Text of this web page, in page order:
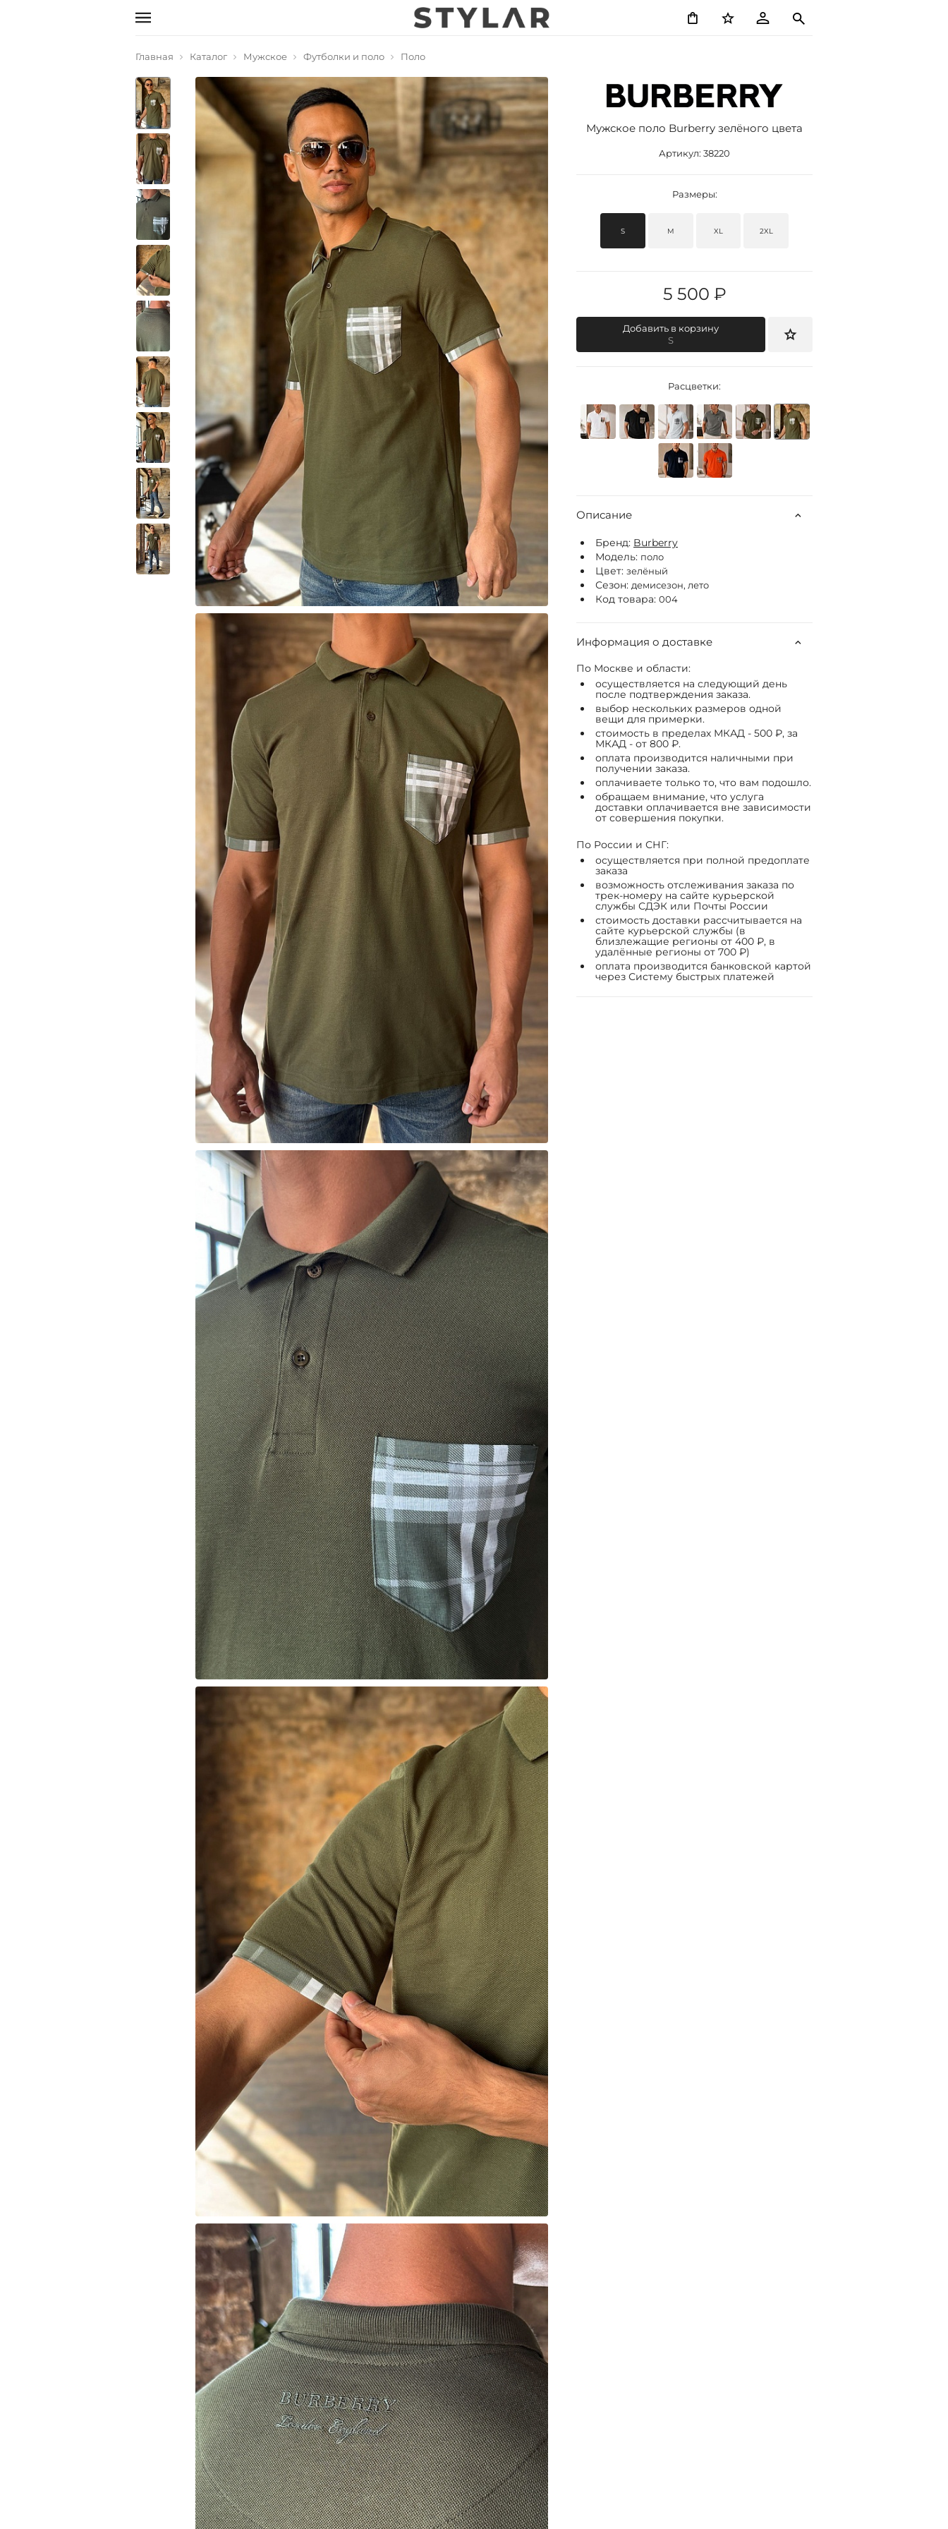
Главная Каталог Мужское Футболки и поло Поло
Мужское поло Burberry зелёного цвета
Артикул: 38220
Размеры:
S M XL 2XL
5 500 ₽
Добавить в корзину
S
Расцветки:
Описание
Бренд: Burberry
Модель: поло
Цвет: зелёный
Сезон: демисезон, лето
Код товара: 004
Информация о доставке
По Москве и области:
осуществляется на следующий день
после подтверждения заказа.
выбор нескольких размеров одной
вещи для примерки.
стоимость в пределах МКАД - 500 ₽, за
МКАД - от 800 ₽.
оплата производится наличными при
получении заказа.
оплачиваете только то, что вам подошло.
обращаем внимание, что услуга
доставки оплачивается вне зависимости
от совершения покупки.
По России и СНГ:
осуществляется при полной предоплате
заказа
возможность отслеживания заказа по
трек-номеру на сайте курьерской
службы СДЭК или Почты России
стоимость доставки рассчитывается на
сайте курьерской службы (в
близлежащие регионы от 400 ₽, в
удалённые регионы от 700 ₽)
оплата производится банковской картой
через Систему быстрых платежей